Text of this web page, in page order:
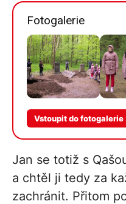
Fotogalerie
Vstoupit do fotogalerie
Jan se totiž s
a chtěl ji tedy za
zachránit. Přitom